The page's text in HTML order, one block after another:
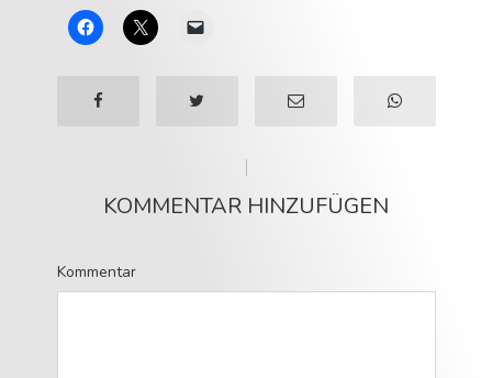
KOMMENTAR HINZUFÜGEN
Kommentar